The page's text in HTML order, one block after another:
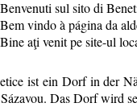
Benvenuti sul sito di
Bem vindo à página da
Bine aţi venit pe site-ul
ist ein Dorf in der
Das Dorf wird